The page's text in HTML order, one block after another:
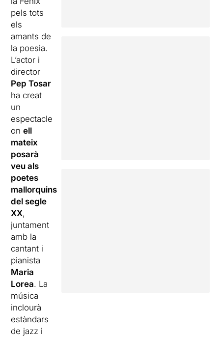
pels tots
els
amants de
la poesia.
L’actor i
director
Pep Tosar
ha creat
un
espectacle
onell
mateix
posarà
veu als
poetes
mallorquins
del segle
XX,
juntament
amb la
cantant i
pianista
Maria
Lorea. La
música
inclourà
estàndars
de jazz i